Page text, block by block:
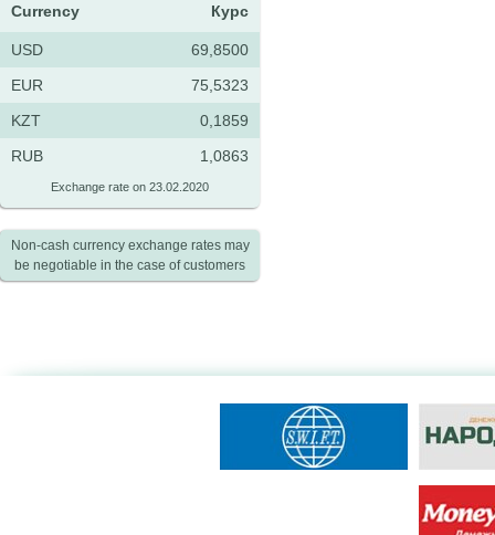
Currency Курс
USD
69,8500
EUR
75,5323
KZT
0,1859
RUB
1,0863
Exchange rate on 23.02.2020
Non-cash currency exchange rates may
be negotiable in the case of customers